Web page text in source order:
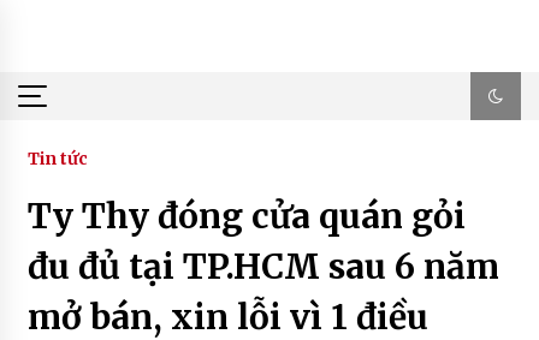
Tin tức
Ty Thy đóng cửa quán gỏi
đu đủ tại TP.HCM sau 6 năm
mở bán, xin lỗi vì 1 điều